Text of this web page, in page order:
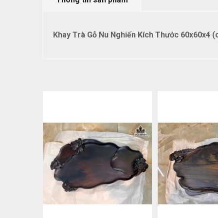
Khay Trà Gỗ Nu Nghiến Kích Thước 60x60x4